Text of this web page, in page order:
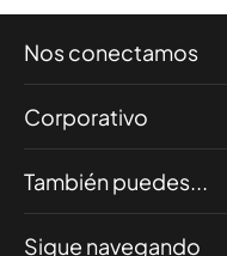
Nos conectamos
Corporativo
También puedes...
Sigue navegando